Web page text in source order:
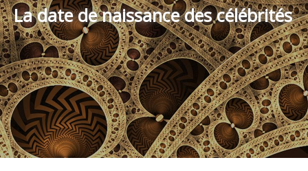
La date de naissance des célébrités